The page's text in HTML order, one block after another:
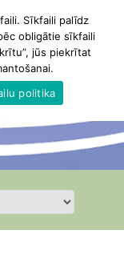
Sīkfaili palīdz
obligātie sīkfaili
jūs piekrītat
politika